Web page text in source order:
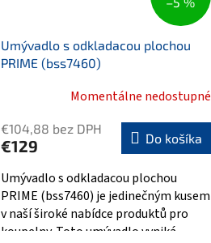
Umývadlo s odkladacou plochou
PRIME (bss7460)
Momentálne nedostupné
€104,88 bez DPH
€129 Do košíka
Umývadlo s odkladacou plochou
PRIME (bss7460) je jedinečným kusem
v naší široké nabídce produktů pro
koupelny. Toto umývadlo vyniká